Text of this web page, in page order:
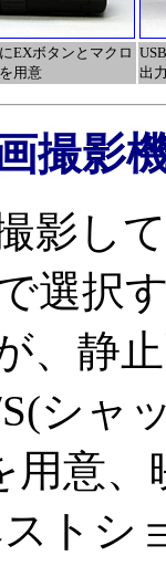
EXボタンとマクロ
用意
出
撮影
影し
選択
、静
シャ
用意
トシ